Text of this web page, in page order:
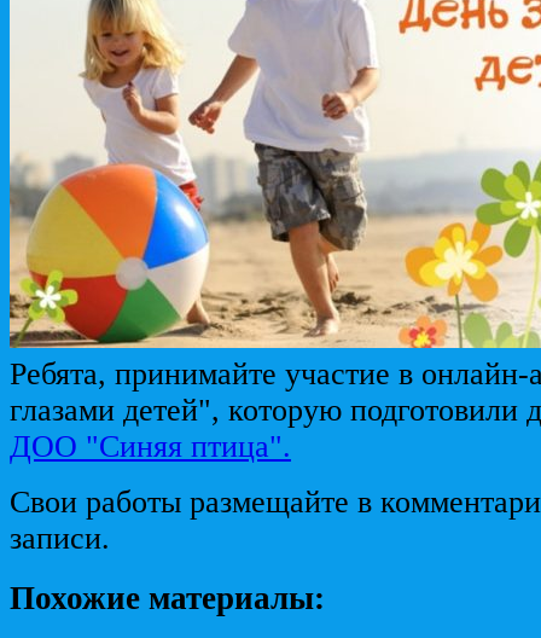
Ребята, принимайте участие в
глазами детей", которую подготовили
ДОО "Синяя птица".
Свои работы размещайте в
записи.
Похожие материалы: